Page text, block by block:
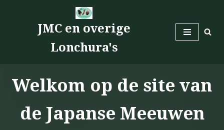
JMC en overige
Lonchura's
Welkom op de site van
de Japanse Meeuwen